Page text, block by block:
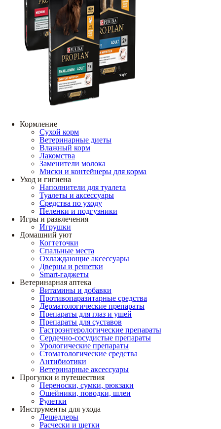
Кормление
Сухой корм
Ветеринарные диеты
Влажный корм
Лакомства
Заменители молока
Миски и контейнеры для корма
Уход и гигиена
Наполнители для туалета
Туалеты и аксессуары
Средства по уходу
Пеленки и подгузники
Игры и развлечения
Игрушки
Домашний уют
Когтеточки
Спальные места
Охлаждающие аксессуары
Дверцы и решетки
Smart-гаджеты
Ветеринарная аптека
Витамины и добавки
Противопаразитарные средства
Дерматологические препараты
Препараты для глаз и ушей
Препараты для суставов
Гастроэнтерологические препараты
Сердечно-сосудистые препараты
Урологические препараты
Стоматологические средства
Антибиотики
Ветеринарные аксессуары
Прогулки и путешествия
Переноски, сумки, рюкзаки
Ошейники, поводки, шлеи
Рулетки
Инструменты для ухода
Дешеддеры
Расчески и щетки